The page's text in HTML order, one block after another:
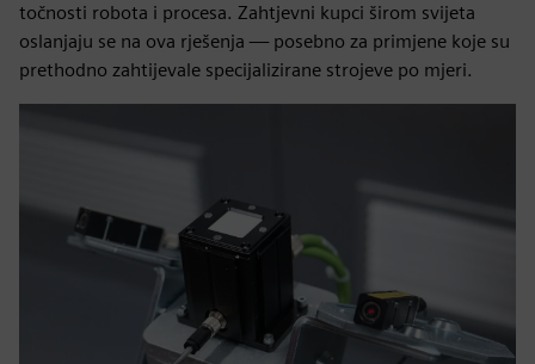
točnosti robota i procesa. Zahtjevni kupci širom svijeta
oslanjaju se na ova rješenja — posebno za primjene koje su
prethodno zahtijevale specijalizirane strojeve po mjeri.